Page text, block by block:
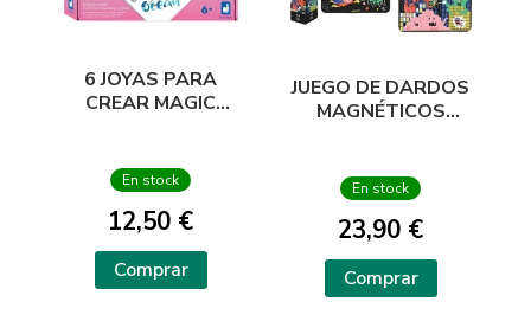
6 JOYAS PARA
CREAR MAGIC
En stock
12,50 €
Comprar
JUEGO DE DARDOS
MAGNÉTICOS
En stock
23,90 €
Comprar